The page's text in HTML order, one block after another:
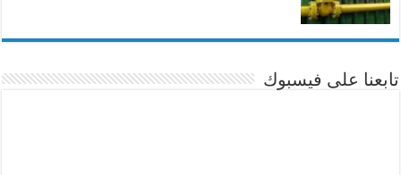
تابعنا على فيسبوك